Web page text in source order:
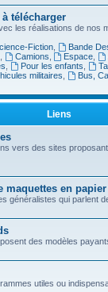
télécharger
les réalisations de nos
Fiction, Bande
Camions Espace
Pour les enfants
militaires Bus,
Liens
vers des sites
maquettes en papier
généralistes qui parlent
des modèles
utiles ou